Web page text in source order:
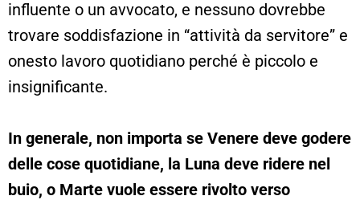
influente o un avvocato, e nessuno dovrebbe
trovare soddisfazione in “attività da servitore” e
onesto lavoro quotidiano perché è piccolo e
insignificante.
In generale, non importa se Venere deve godere
delle cose quotidiane, la Luna deve ridere nel
buio, o Marte vuole essere rivolto verso